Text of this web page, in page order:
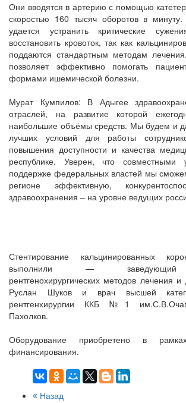
Они вводятся в артерию с помощью
скоростью 160 тысяч оборотов в
удается устранить критические
восстановить кровоток, так как
поддаются стандартным методам
позволяет эффективно помогать
формами ишемической болезни.
Мурат Кумпилов: В Адыгее
отраслей, на развитие которой
наибольшие объёмы средств. Мы будем и
лучших условий для работы
повышения доступности и качества
республике. Уверен, что
поддержке федеральных властей мы
регионе эффективную,
здравоохранения – на уровне ведущих
Стентирование кальцинированных
выполнили — заведующий
рентгенохирургических методов лечения
Руслан Шуков и врач высшей
рентгенхирургии ККБ №1
Пахолков.
Оборудование приобретено в
финансирования.
Назад